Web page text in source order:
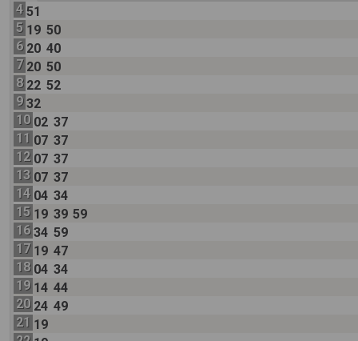
4 51
5 19 50
6 20 40
7 20 50
8 22 52
9 32
10 02 37
11 07 37
12 07 37
13 07 37
14 04 34
15 19 39 59
16 34 59
17 19 47
18 04 34
19 14 44
20 24 49
21 19